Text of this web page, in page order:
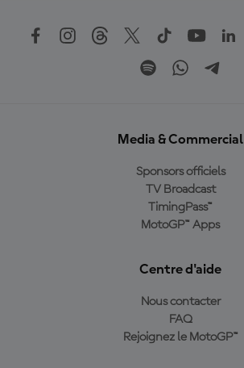
Media & Commercial
Sponsors officiels
TV Broadcast
TimingPass™
MotoGP™ Apps
Centre d'aide
Nous contacter
FAQ
Rejoignez le MotoGP™